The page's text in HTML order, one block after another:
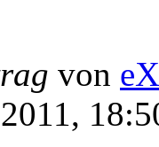
von